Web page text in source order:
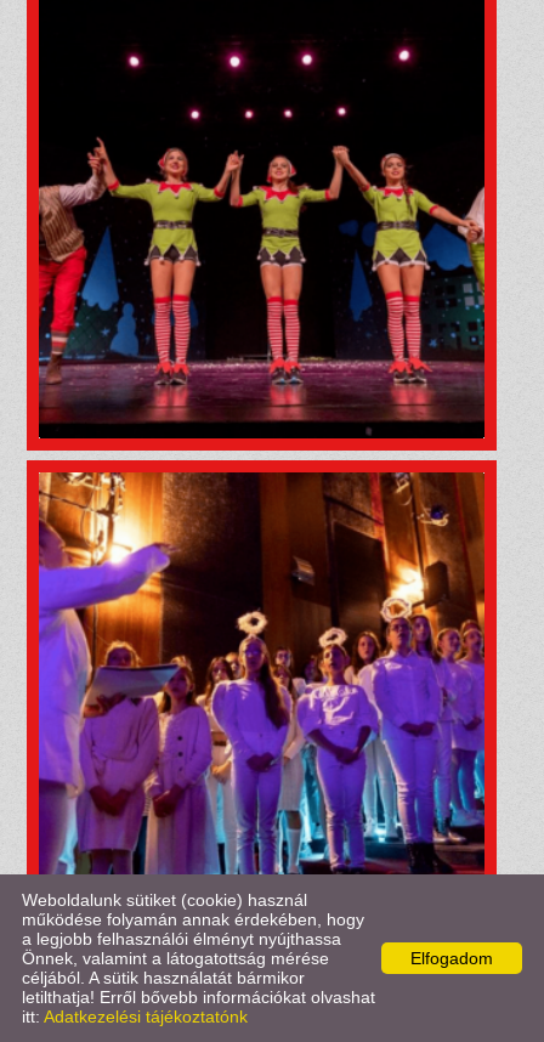
Facebook X
KERESÉS AZ OLDAL TARTALMÁBAN
Elfogadom
Weboldalunk sütiket (cookie) használ
működése folyamán annak érdekében, hogy
a legjobb felhasználói élményt nyújthassa
Önnek, valamint a látogatottság mérése
céljából. A sütik használatát bármikor
letilthatja! Erről bővebb információkat olvashat
itt: Adatkezelési tájékoztatónk